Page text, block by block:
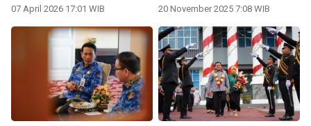
2026
07 April 2026 17:01 WIB 20 November 2025 7:08 WIB